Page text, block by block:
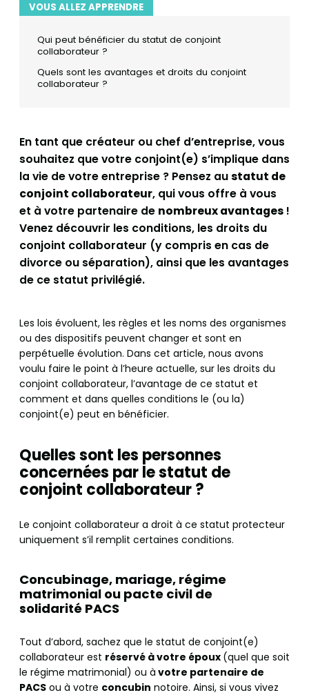
VOUS ALLEZ APPRENDRE
Qui peut bénéficier du statut de conjoint
collaborateur ?
Quels sont les avantages et droits du conjoint
collaborateur ?
En tant que créateur ou chef d’entreprise, vous
souhaitez que votre conjoint(e) s’implique dans
la vie de votre entreprise ? Pensez austatut de
conjoint collaborateur, qui vous offre à vous
et à votre partenaire de nombreux avantages !
Venez découvrir les conditions, les droits du
conjoint collaborateur (y compris en cas de
divorce ou séparation), ainsi que les avantages
de ce statut privilégié.
Les lois évoluent, les règles et les noms des organismes
ou des dispositifs peuvent changer et sont en
perpétuelle évolution. Dans cet article, nous avons
voulu faire le point à l’heure actuelle, sur les droits du
conjoint collaborateur, l’avantage de ce statut et
comment et dans quelles conditions le (ou la)
conjoint(e) peut en bénéficier.
Quelles sont les personnes
concernées par le statut de
conjoint collaborateur ?
Le conjoint collaborateur a droit à ce statut protecteur
uniquement s’il remplit certaines conditions.
Concubinage, mariage, régime
matrimonial ou pacte civil de
solidarité PACS
Tout d’abord, sachez que le statut de conjoint(e)
collaborateur est réservé à votre époux (quel que soit
le régime matrimonial) ou à votre partenaire de
PACS ou à votre concubin notoire. Ainsi, si vous vivez